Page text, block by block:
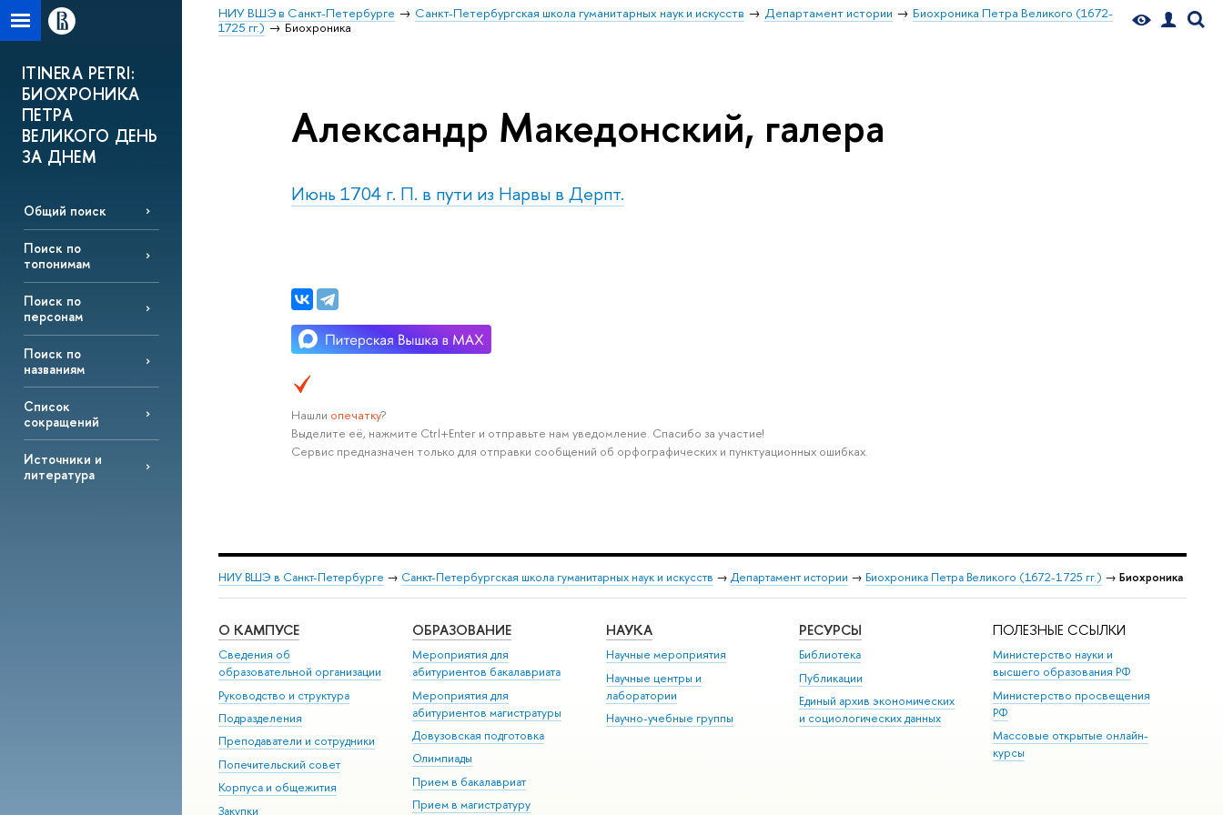
НИУ ВШЭ в Санкт-Петербурге Санкт-Петербургская школа гуманитарных наук и искусств Департамент истории
Биохроника Петра Великого (1672-
1725 гг.)
Биохроника
ITINERA PETRI:
БИОХРОНИКА
ПЕТРА
ВЕЛИКОГО ДЕНЬ
ЗА ДНЕМ
Общий поиск
Поиск по
топонимам
Поиск по
персонам
Поиск по
названиям
Список
сокращений
Источники и
литература
Александр Македонский, галера
Июнь 1704 г. П. в пути из Нарвы в Дерпт.
Нашли опечатку?
Выделите её, нажмите Ctrl+Enter и отправьте нам уведомление. Спасибо за участие!
Сервис предназначен только для отправки сообщений об орфографических и пунктуационных ошибках.
НИУ ВШЭ в Санкт-Петербурге → Санкт-Петербургская школа гуманитарных наук и искусств → Департамент истории → Биохроника Петра Великого (1672-1725 гг.) → Биохроника
О КАМПУСЕ
Сведения об
образовательной организации
Руководство и структура
Подразделения
Преподаватели и сотрудники
Попечительский совет
Корпуса и общежития
Закупки
ОБРАЗОВАНИЕ
Мероприятия для
абитуриентов бакалавриата
Мероприятия для
абитуриентов магистратуры
Довузовская подготовка
Олимпиады
Прием в бакалавриат
Прием в магистратуру
НАУКА
Научные мероприятия
Научные центры и
лаборатории
Научно-учебные группы
РЕСУРСЫ
Библиотека
Публикации
Единый архив экономических
и социологических данных
ПОЛЕЗНЫЕ ССЫЛКИ
Министерство науки и
высшего образования РФ
Министерство просвещения
РФ
Массовые открытые онлайн-
курсы